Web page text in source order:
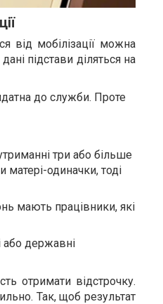
від мобілізації можна
підстави діляться на
до служби. Проте
три або більше
матері-одиначки, тоді
мають працівники, які
або державні
отримати відстрочку.
Так, щоб результат